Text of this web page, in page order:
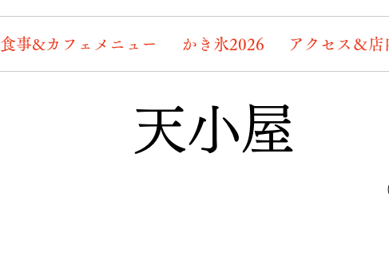
食事&カフェメニュー かき氷2026 アクセス＆店
天小屋